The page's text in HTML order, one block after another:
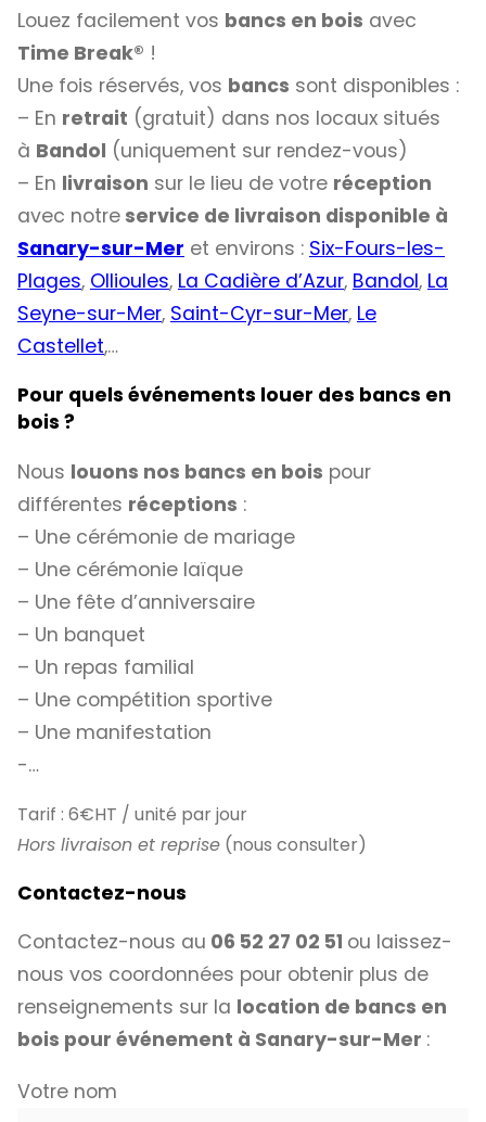
Louez facilement vos bancs en bois avec
Time Break® !
Une fois réservés, vos bancs sont disponibles :
– En retrait (gratuit) dans nos locaux situés
à Bandol (uniquement sur rendez-vous)
– En livraison sur le lieu de votre réception
avec notre service de livraison disponible à
Sanary-sur-Mer et environs : Six-Fours-les-
Plages, Ollioules, La Cadière d’Azur, Bandol, La
Seyne-sur-Mer, Saint-Cyr-sur-Mer, Le
Castellet,…
Pour quels événements louer des bancs en
bois ?
Nous louons nos bancs en bois pour
différentes réceptions :
– Une cérémonie de mariage
– Une cérémonie laïque
– Une fête d’anniversaire
– Un banquet
– Un repas familial
– Une compétition sportive
– Une manifestation
-…
Tarif : 6€HT / unité par jour
Hors livraison et reprise (nous consulter)
Contactez-nous
Contactez-nous au 06 52 27 02 51 ou laissez-
nous vos coordonnées pour obtenir plus de
renseignements sur la location de bancs en
bois pour événement à Sanary-sur-Mer :
Votre nom